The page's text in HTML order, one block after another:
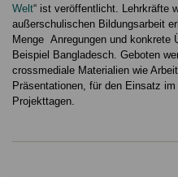
Welt“ ist veröffentlicht. Lehrkräfte
außerschulischen Bildungsarbeit
Menge Anregungen und konkrete
Beispiel Bangladesch. Geboten
crossmediale Materialien wie
Präsentationen, für den Einsatz
Projekttagen.